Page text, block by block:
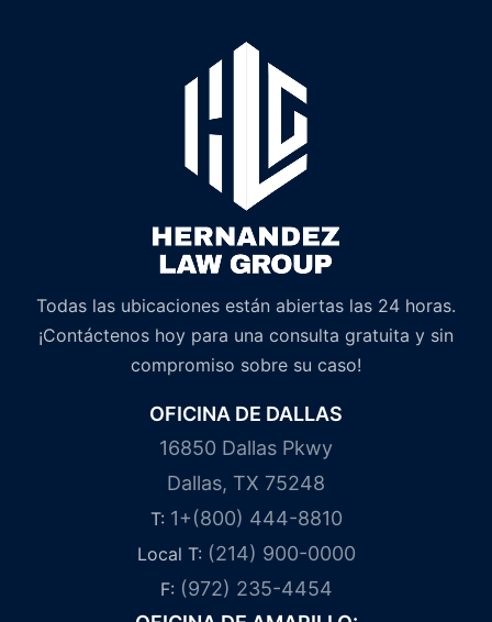
Todas las ubicaciones están abiertas las 24 horas.
¡Contáctenos hoy para una consulta gratuita y sin
compromiso sobre su caso!
OFICINA DE DALLAS
16850 Dallas Pkwy
Dallas, TX 75248
T: 1+(800) 444-8810
Local T: (214) 900-0000
F: (972) 235-4454